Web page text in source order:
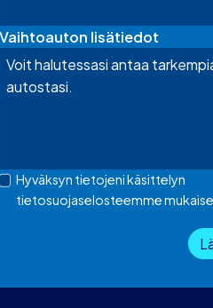
Vaihtoauton lisätiedot
Hyväksyn tietojeni käsittelyn
tietosuojaselosteemme